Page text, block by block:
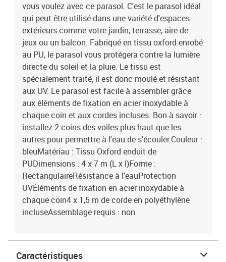
vous voulez avec ce parasol. C'est le parasol idéal
qui peut être utilisé dans une variété d'espaces
extérieurs comme votre jardin, terrasse, aire de
jeux ou un balcon. Fabriqué en tissu oxford enrobé
au PU, le parasol vous protégera contre la lumière
directe du soleil et la pluie. Le tissu est
spécialement traité, il est donc moulé et résistant
aux UV. Le parasol est facile à assembler grâce
aux éléments de fixation en acier inoxydable à
chaque coin et aux cordes incluses. Bon à savoir :
installez 2 coins des voiles plus haut que les
autres pour permettre à l'eau de s'écouler.Couleur :
bleuMatériau : Tissu Oxford enduit de
PUDimensions : 4 x 7 m (L x l)Forme :
RectangulaireRésistance à l'eauProtection
UVÉléments de fixation en acier inoxydable à
chaque coin4 x 1,5 m de corde en polyéthylène
incluseAssemblage requis : non
Caractéristiques